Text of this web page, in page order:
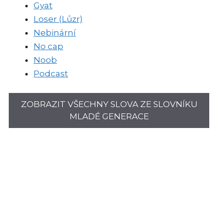
Gyat
Loser (Lůzr)
Nebinární
No cap
Noob
Podcast
ZOBRAZIT VŠECHNY SLOVA ZE SLOVNÍKU
MLADÉ GENERACE